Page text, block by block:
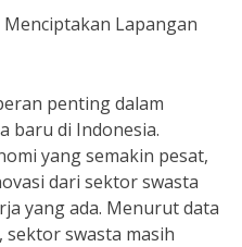
Lapangan
penting dalam
baru di Indonesia.
yang semakin pesat,
dari sektor swasta
yang ada. Menurut data
sektor swasta masih